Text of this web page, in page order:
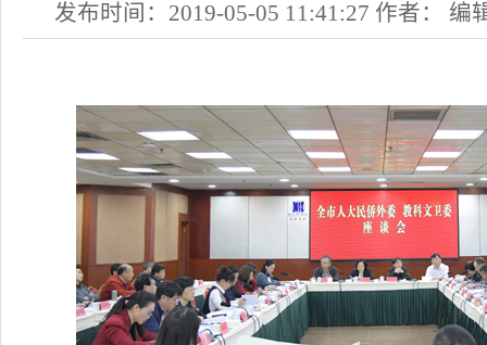
发布时间：2019-05-05 11:41:27 作者： 编